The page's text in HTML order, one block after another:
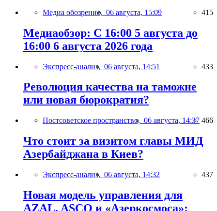
Медиа обозрение, 06 августа, 15:09 415
Медиаобзор: С 16:00 5 августа до
16:00 6 августа 2026 года
Экспресс-анализ, 06 августа, 14:51 433
Революция качества на таможне
или новая бюрократия?
Постсоветское пространство, 06 августа, 14:37 466
Что стоит за визитом главы МИД
Азербайджана в Киев?
Экспресс-анализ, 06 августа, 14:32 437
Новая модель управления для
AZAL, ASCO и «Азеркосмоса»: